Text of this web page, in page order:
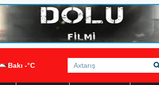
Bakı -°C